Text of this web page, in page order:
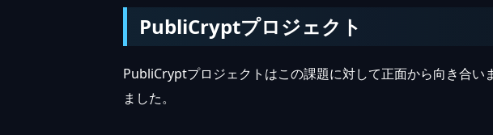
PubliCryptプロジェクト
PubliCryptプロジェクトはこの課題に対して正面から向き合
ました。